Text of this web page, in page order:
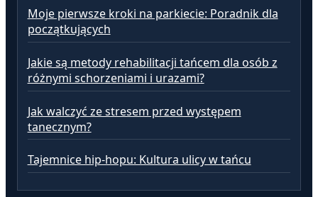
Moje pierwsze kroki na parkiecie: Poradnik dla
początkujących
Jakie są metody rehabilitacji tańcem dla osób z
różnymi schorzeniami i urazami?
Jak walczyć ze stresem przed występem
tanecznym?
Tajemnice hip-hopu: Kultura ulicy w tańcu